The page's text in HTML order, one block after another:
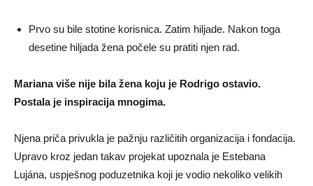
Prvo su bile stotine korisnica. Zatim hiljade. Nakon toga
desetine hiljada žena počele su pratiti njen rad.
Mariana više nije bila žena koju je Rodrigo ostavio.
Postala je inspiracija mnogima.
Njena priča privukla je pažnju različitih organizacija i fondacija.
Upravo kroz jedan takav projekat upoznala je Estebana
Lujána, uspješnog poduzetnika koji je vodio nekoliko velikih